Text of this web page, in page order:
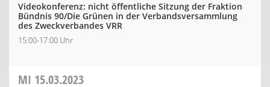
Videokonferenz: nicht öffentliche Sitzung der Fraktion
Bündnis 90/Die Grünen in der Verbandsversammlung
des Zweckverbandes VRR
15:00-17:00 Uhr
MI 15.03.2023